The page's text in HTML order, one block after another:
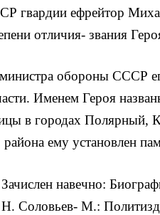
гвардии ефрейтор
отличия- звания
обороны СССР
Име­нем Героя
в городах Полярный,
ему установлен
навечно:
Соловьев- М.: